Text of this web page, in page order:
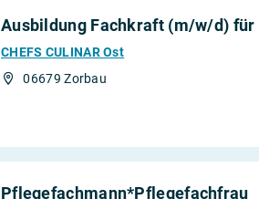
Ausbildung Fachkraft (m/w/d)
CHEFS CULINAR Ost
06679 Zorbau
Pflegefachmann*Pflegefachfrau